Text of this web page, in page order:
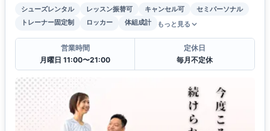
シューズレンタル レッスン振替可 キャンセル可
セミパーソナル
トレーナー固定制
ロッカー 体組成計 もっと見る
営業時間
月曜日 11:00〜21:00
定休日
毎月不定休